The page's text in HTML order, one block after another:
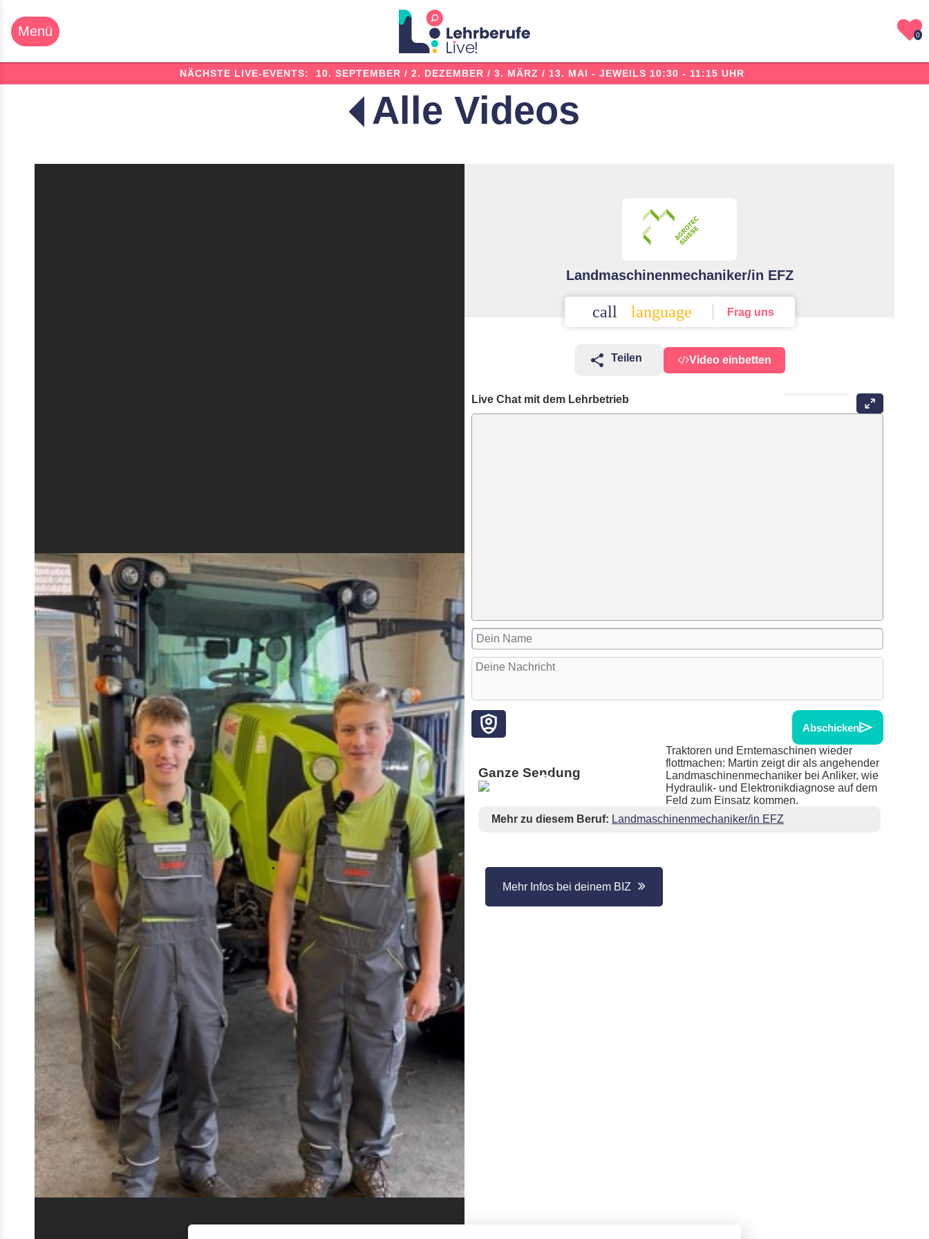
0
NÄCHSTE LIVE-EVENTS: 10. SEPTEMBER / 2. DEZEMBER / 3. MÄRZ / 13. MAI - JEWEILS 10:30 - 11:15 UHR
Alle Videos
Landmaschinenmechaniker/in EFZ
call language Frag uns
share Teilen Video einbetten
Live Chat mit dem Lehrbetrieb
Abschicken
Ganze Sendung
Traktoren und Erntemaschinen wieder
flottmachen: Martin zeigt dir als angehender
Landmaschinenmechaniker bei Anliker, wie
Hydraulik- und Elektronikdiagnose auf dem
Feld zum Einsatz kommen.
Mehr zu diesem Beruf: Landmaschinenmechaniker/in EFZ
Mehr Infos bei deinem BIZ